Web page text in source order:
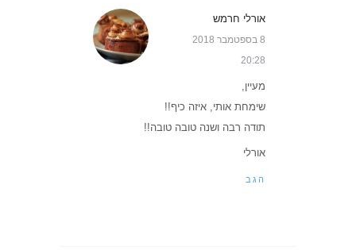
אורלי חרמש
8 בספטמבר 2018
20:28
מעיין,
שימחת אותי, איזה כיף!!
תודה רבה ושנה טובה טובה!!
אורלי
הגב